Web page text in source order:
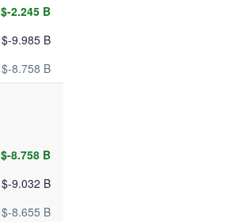
$-2.245 B
$-9.985 B
$-8.758 B
$-8.758 B
$-9.032 B
$-8.655 B